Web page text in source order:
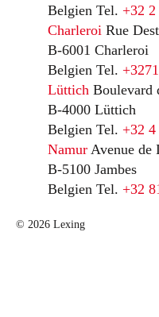
Belgien Tel. +32 2
Charleroi Rue
B-6001 Charleroi
Belgien Tel.
Lüttich Boulevard
B-4000 Lüttich
Belgien Tel. +32 4
Namur Avenue de
B-5100 Jambes
Belgien Tel. +32
© 2026 Lexing